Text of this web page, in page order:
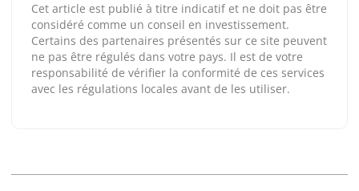
Cet article est publié à titre indicatif et ne doit pas être
considéré comme un conseil en investissement.
Certains des partenaires présentés sur ce site peuvent
ne pas être régulés dans votre pays. Il est de votre
responsabilité de vérifier la conformité de ces services
avec les régulations locales avant de les utiliser.